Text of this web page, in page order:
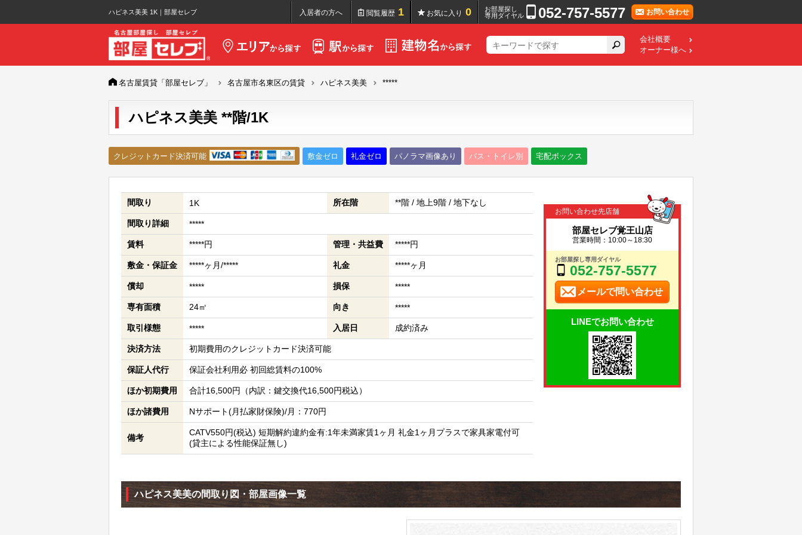
ハピネス美美 1K｜部屋セレブ 入居者の方へ 閲覧履歴 1 お気に入り 0
お部屋探し
専用ダイヤル
052-757-5577 お問い合わせ
会社概要
オーナー様へ
名古屋賃貸「部屋セレブ」 名古屋市名東区の賃貸 ハピネス美美 *****
ハピネス美美 **階/1K
クレジットカード決済可能 敷金ゼロ 礼金ゼロ パノラマ画像あり バス・トイレ別 宅配ボックス
間取り 1K 所在階 **階 / 地上9階 / 地下なし
間取り詳細 *****
賃料 *****円 管理・共益費 *****円
敷金・保証金 *****ヶ月/***** 礼金 *****ヶ月
償却 ***** 損保 *****
専有面積 24㎡ 向き *****
取引様態 ***** 入居日 成約済み
決済方法 初期費用のクレジットカード決済可能
保証人代行 保証会社利用必 初回総賃料の100%
ほか初期費用 合計16,500円（内訳：鍵交換代16,500円税込）
ほか諸費用 Nサポート(月払家財保険)/月：770円
備考
CATV550円(税込) 短期解約違約金有:1年未満家賃1ヶ月 礼金1ヶ月プラスで家具家電付可
(貸主による性能保証無し)
お問い合わせ先店舗
部屋セレブ覚王山店
営業時間：10:00～18:30
お部屋探し専用ダイヤル
052-757-5577
メールで問い合わせ
LINEでお問い合わせ
ハピネス美美の間取り図・部屋画像一覧